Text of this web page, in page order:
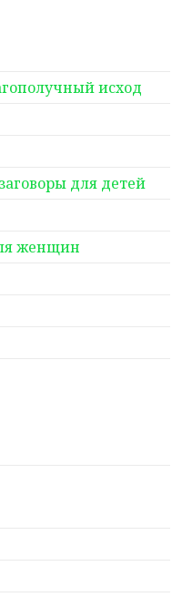
исход
для детей
женщин